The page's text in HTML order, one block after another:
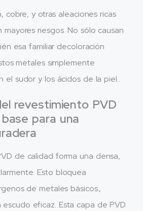
cobre, y otras aleaciones ricas
riesgos. No sólo causan
esa familiar decoloración
metales simplemente
el sudor y los ácidos de la piel..
revestimiento PVD
para una
de calidad forma una densa,
Esto bloquea
de metales básicos.,
eficaz. Esta capa de PVD